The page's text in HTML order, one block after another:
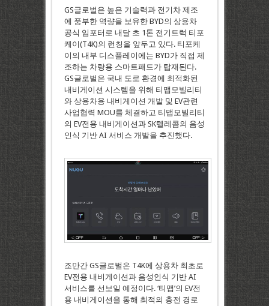
GS글로벌은 높은 기술력과 전기차 제조
에 풍부한 역량을 보유한 BYD의 상용차
공식 임포터로 내달 초 1톤 전기트럭 티포
케이(T4K)의 런칭을 앞두고 있다. 티포케
이의 내부 디스플레이에는 BYD가 직접 제
조하는 차량용 스마트패드가 탑재된다.
GS글로벌은 국내 도로 환경에 최적화된
내비게이션 시스템을 위해 티맵모빌리티
와 상용차용 내비게이션 개발 및 EV관련
사업협력 MOU를 체결하고 티맵모빌리티
의 EV전용 내비게이션과 SK텔레콤의 음성
인식 기반 AI 서비스 개발을 추진했다.
조만간 GS글로벌은 T4K에 상용차 최초로
EV전용 내비게이션과 음성인식 기반 AI
서비스를 선보일 예정이다. ‘티맵’의 EV전
용 내비게이션을 통해 최적의 충전 경로